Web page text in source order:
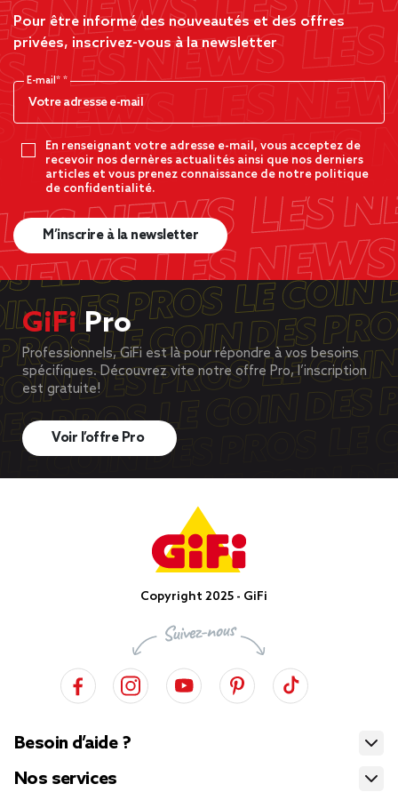
Pour être informé des nouveautés et des offres
privées, inscrivez-vous à la newsletter
E-mail*
En renseignant votre adresse e-mail, vous acceptez de
recevoir nos dernères actualités ainsi que nos derniers
articles et vous prenez connaissance de notre politique
de confidentialité.
M’inscrire à la newsletter
GiFiPro
Professionnels, GiFi est là pour répondre à vos besoins
spécifiques. Découvrez vite notre offre Pro, l’inscription
est gratuite!
Voir l’offre Pro
Copyright 2025 - GiFi
Besoin d’aide ?
Nos services